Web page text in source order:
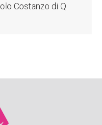
Costanzo di Q